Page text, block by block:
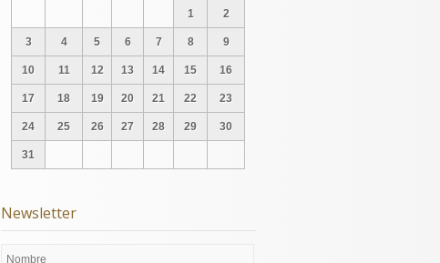
1 2
3 4 5 6 7 8 9
10 11 12 13 14 15 16
17 18 19 20 21 22 23
24 25 26 27 28 29 30
31
Newsletter